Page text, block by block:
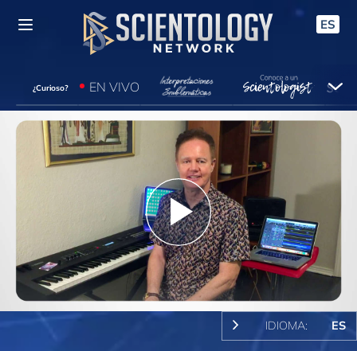
ES
¿Curioso? EN VIVO
Play
Video
IDIOMA: ES